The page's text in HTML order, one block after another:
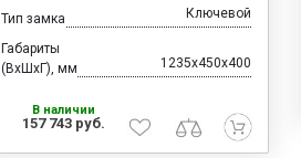
Тип замка Ключевой
Габариты
(ВхШхГ), мм
1235x450x400
В наличии
157 743 руб.